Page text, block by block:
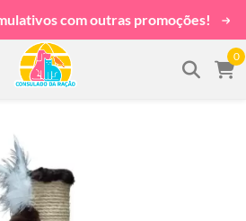
com outras promoções!
0